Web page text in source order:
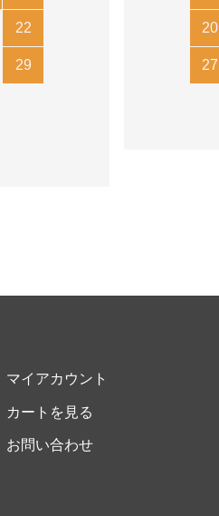
22
29
20
27
マイアカウント
カートを見る
お問い合わせ